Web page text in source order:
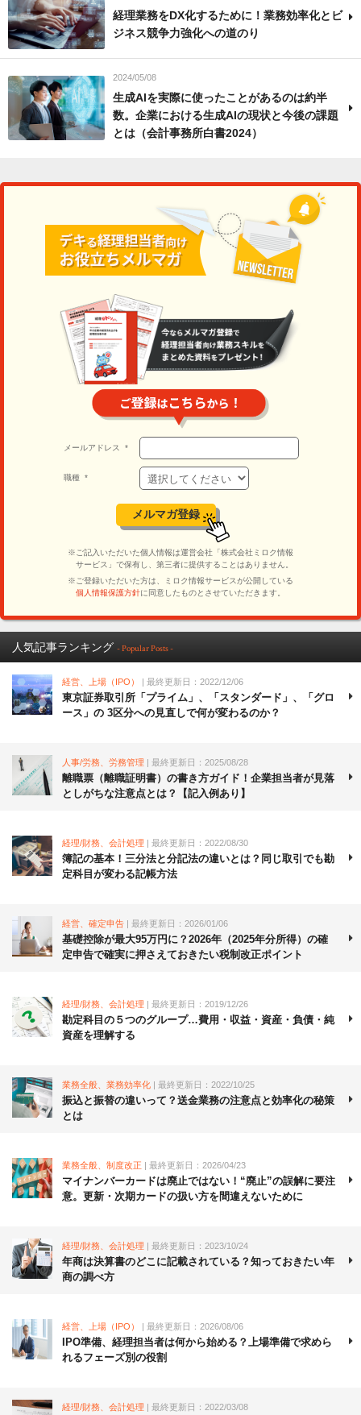
経理業務をDX化するために！業務効率化とビ
ジネス競争力強化への道のり
2024/05/08
生成AIを実際に使ったことがあるのは約半
数。企業における生成AIの現状と今後の課題
とは（会計事務所白書2024）
人気記事ランキング - Popular Posts -
経営、上場（IPO） | 最終更新日：2022/12/06
東京証券取引所「プライム」、「スタンダード」、「グロ
ース」の 3区分への見直しで何が変わるのか？
人事/労務、労務管理 | 最終更新日：2025/08/28
離職票（離職証明書）の書き方ガイド！企業担当者が見落
としがちな注意点とは？【記入例あり】
経理/財務、会計処理 | 最終更新日：2022/08/30
簿記の基本！三分法と分記法の違いとは？同じ取引でも勘
定科目が変わる記帳方法
経営、確定申告 | 最終更新日：2026/01/06
基礎控除が最大95万円に？2026年（2025年分所得）の確
定申告で確実に押さえておきたい税制改正ポイント
経理/財務、会計処理 | 最終更新日：2019/12/26
勘定科目の５つのグループ…費用・収益・資産・負債・純
資産を理解する
業務全般、業務効率化 | 最終更新日：2022/10/25
振込と振替の違いって？送金業務の注意点と効率化の秘策
とは
業務全般、制度改正 | 最終更新日：2026/04/23
マイナンバーカードは廃止ではない！“廃止”の誤解に要注
意。更新・次期カードの扱い方を間違えないために
経理/財務、会計処理 | 最終更新日：2023/10/24
年商は決算書のどこに記載されている？知っておきたい年
商の調べ方
経営、上場（IPO） | 最終更新日：2026/08/06
IPO準備、経理担当者は何から始める？上場準備で求めら
れるフェーズ別の役割
経理/財務、会計処理 | 最終更新日：2022/03/08